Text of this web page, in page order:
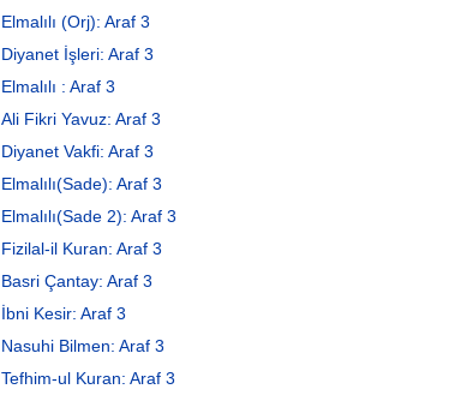
Elmalılı (Orj): Araf 3
Diyanet İşleri: Araf 3
Elmalılı : Araf 3
Ali Fikri Yavuz: Araf 3
Diyanet Vakfi: Araf 3
Elmalılı(Sade): Araf 3
Elmalılı(Sade 2): Araf 3
Fizilal-il Kuran: Araf 3
Basri Çantay: Araf 3
İbni Kesir: Araf 3
Nasuhi Bilmen: Araf 3
Tefhim-ul Kuran: Araf 3